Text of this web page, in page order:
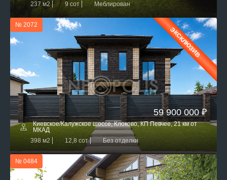
237 м2
9 сот Меблирован
№ 2072
ЭКСКЛЮЗИВ
59 900 000 ₽
Киевское/Калужское шоссе, Клоково, КП Певчее, 21 км от
МКАД
398 м2
12,8 сот Без отделки
№ 0484